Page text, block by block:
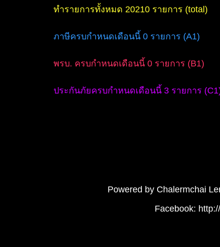
ทำรายการทั้งหมด 20210 รายการ (total)
ภาษีครบกำหนดเดือนนี้ 0 รายการ (A1)
พรบ. ครบกำหนดเดือนนี้ 0 รายการ (B1)
ประกันภัยครบกำหนดเดือนนี้ 3 รายการ
Powered by Chalermchai
Facebook: